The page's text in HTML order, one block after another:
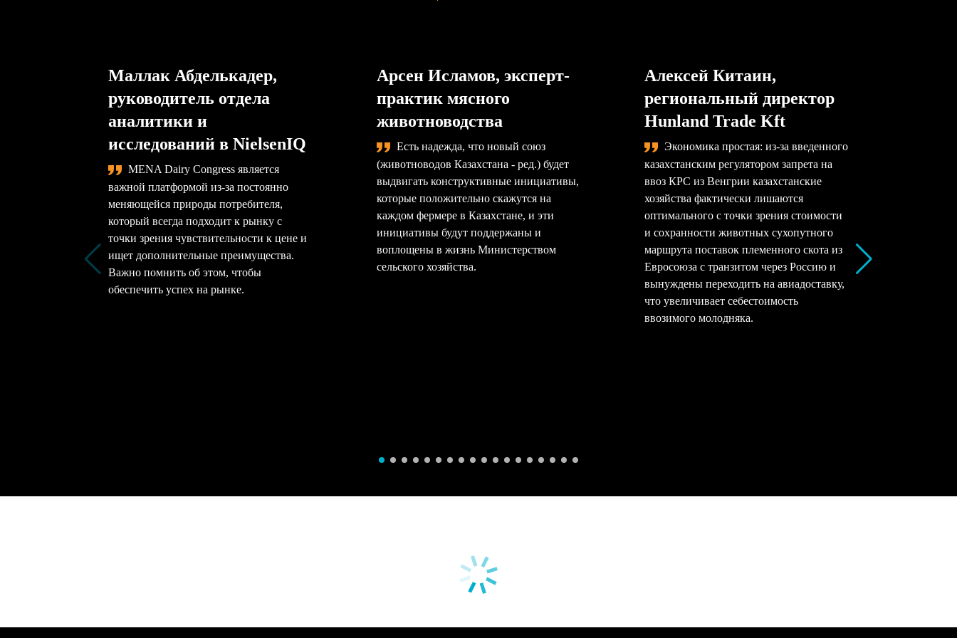
Маллак Абделькадер,
руководитель отдела
аналитики и
исследований в NielsenIQ
MENA Dairy Congress является
важной платформой из-за постоянно
меняющейся природы потребителя,
который всегда подходит к рынку с
точки зрения чувствительности к цене и
ищет дополнительные преимущества.
Важно помнить об этом, чтобы
обеспечить успех на рынке.
Арсен Исламов, эксперт-
практик мясного
животноводства
Есть надежда, что новый союз
(животноводов Казахстана - ред.) будет
выдвигать конструктивные инициативы,
которые положительно скажутся на
каждом фермере в Казахстане, и эти
инициативы будут поддержаны и
воплощены в жизнь Министерством
сельского хозяйства.
Алексей Китаин,
региональный директор
Hunland Trade Kft
Экономика простая: из-за введенного
казахстанским регулятором запрета на
ввоз КРС из Венгрии казахстанские
хозяйства фактически лишаются
оптимального с точки зрения стоимости
и сохранности животных сухопутного
маршрута поставок племенного скота из
Евросоюза с транзитом через Россию и
вынуждены переходить на авиадоставку,
что увеличивает себестоимость
ввозимого молодняка.